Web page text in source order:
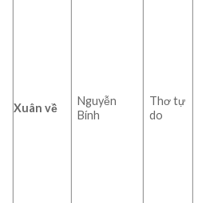
Xuân về
Nguyễn
Bính
Thơ tự
do